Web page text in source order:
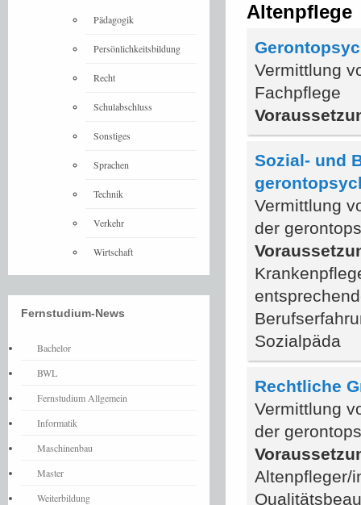
Altenpflege
Vermittlung
Fachpflege
Sozial- und
Vermittlung
der
Sozialpäda
Rechtliche
Vermittlung
der
Altenpfleger/
Pädagogik
Persönlichkeitsbildung
Recht
Schulabschluss
Sonstiges
Sprachen
Technik
Verkehr
Wirtschaft
Fernstudium-News
Bachelor
BWL
Fernstudium Allgemein
Informatik
Maschinenbau
Master
Weiterbildung